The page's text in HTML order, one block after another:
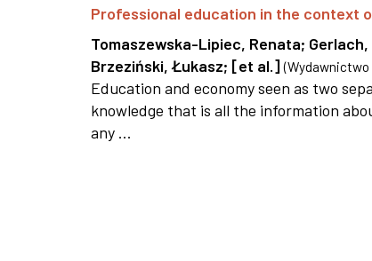
Professional education in the context
Tomaszewska-Lipiec, Renata;
Brzeziński, Łukasz; [et al.] (
Education and economy seen as two
knowledge that is all the information
any ...